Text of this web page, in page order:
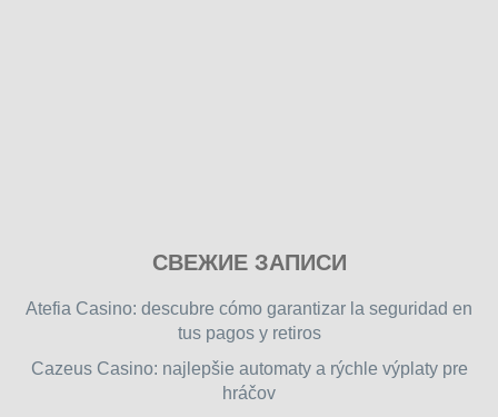
free
games
СВЕЖИЕ ЗАПИСИ
Atefia Casino: descubre cómo garantizar la seguridad en
tus pagos y retiros
Cazeus Casino: najlepšie automaty a rýchle výplaty pre
hráčov